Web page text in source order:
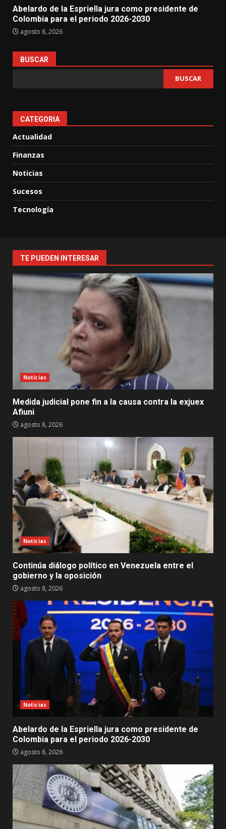
Abelardo de la Espriella jura como presidente de
Colombia para el periodo 2026-2030
agosto 8, 2026
BUSCAR
BUSCAR
CATEGORIA
Actualidad
Finanzas
Noticias
Sucesos
Tecnología
TE PUEDEN INTERESAR
Noticias
Medida judicial pone fin a la causa contra la exjuex
Afiuni
agosto 8, 2026
Noticias
Continúa diálogo político en Venezuela entre el
gobierno y la oposición
agosto 8, 2026
Noticias
Abelardo de la Espriella jura como presidente de
Colombia para el periodo 2026-2030
agosto 8, 2026